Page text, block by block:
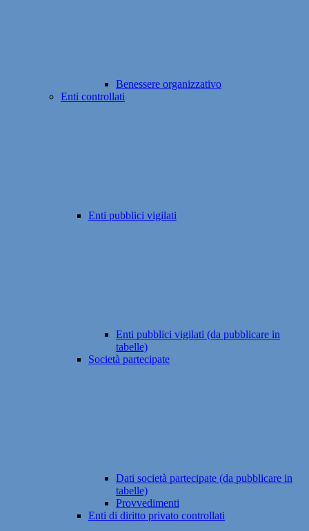
Benessere organizzativo
Enti controllati
Enti pubblici vigilati
Enti pubblici vigilati (da pubblicare in
tabelle)
Società partecipate
Dati società partecipate (da pubblicare in
tabelle)
Provvedimenti
Enti di diritto privato controllati